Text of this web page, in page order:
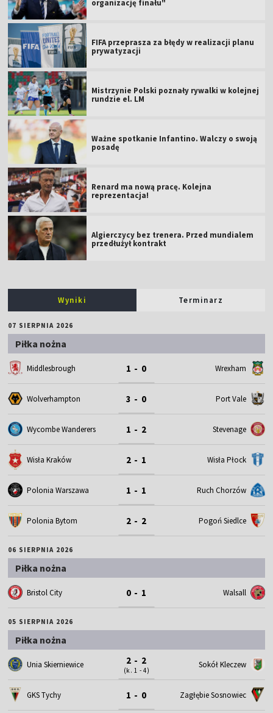
organizację finału"
FIFA przeprasza za błędy w realizacji planu
prywatyzacji
Mistrzynie Polski poznały rywalki w kolejnej
rundzie el. LM
Ważne spotkanie Infantino. Walczy o swoją
posadę
Renard ma nową pracę. Kolejna
reprezentacja!
Algierczycy bez trenera. Przed mundialem
przedłużył kontrakt
Wyniki Terminarz
07 SIERPNIA 2026
Piłka nożna
Middlesbrough 1 - 0 Wrexham
Wolverhampton 3 - 0 Port Vale
Wycombe Wanderers 1 - 2 Stevenage
Wisła Kraków 2 - 1 Wisła Płock
Polonia Warszawa 1 - 1 Ruch Chorzów
Polonia Bytom 2 - 2 Pogoń Siedlce
06 SIERPNIA 2026
Piłka nożna
Bristol City 0 - 1 Walsall
05 SIERPNIA 2026
Piłka nożna
Unia Skierniewice 2 - 2
(k. 1 - 4)
Sokół Kleczew
GKS Tychy 1 - 0 Zagłębie Sosnowiec